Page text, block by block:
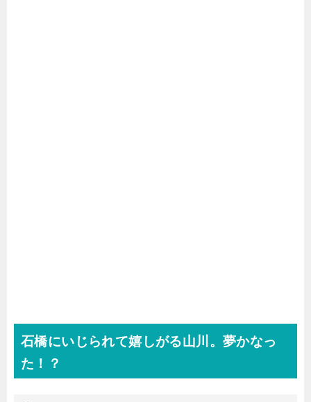
石橋にいじられて嬉しがる山川。夢かなっ
た！？